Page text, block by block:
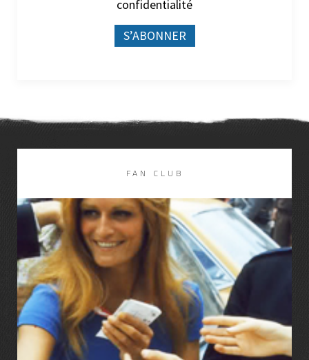
confidentialité
FAN CLUB
LIRE LA SUITE